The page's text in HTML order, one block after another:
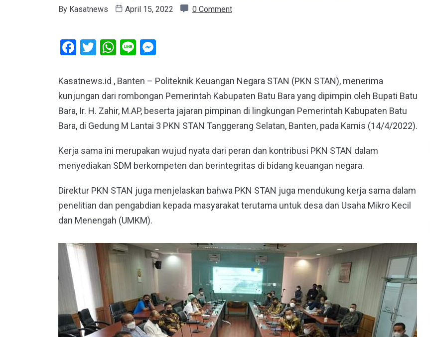
By Kasatnews April 15, 2022 0 Comment
Facebook
Twitter
WhatsApp
Line
Kasatnews.id , Banten – Politeknik Keuangan Negara STAN (PKN STAN), menerima
kunjungan dari rombongan Pemerintah Kabupaten Batu Bara yang dipimpin oleh Bupati Batu
Bara, Ir. H. Zahir, M.AP, beserta jajaran pimpinan di lingkungan Pemerintah Kabupaten Batu
Bara, di Gedung M Lantai 3 PKN STAN Tanggerang Selatan, Banten, pada Kamis (14/4/2022).
Kerja sama ini merupakan wujud nyata dari peran dan kontribusi PKN STAN dalam
menyediakan SDM berkompeten dan berintegritas di bidang keuangan negara.
Direktur PKN STAN juga menjelaskan bahwa PKN STAN juga mendukung kerja sama dalam
penelitian dan pengabdian kepada masyarakat terutama untuk desa dan Usaha Mikro Kecil
dan Menengah (UMKM).